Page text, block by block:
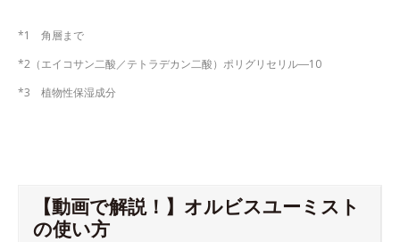
*1 角層まで
*2（エイコサン二酸／テトラデカン二酸）ポリグリセリル―10
*3 植物性保湿成分
【動画で解説！】オルビスユーミスト
の使い方